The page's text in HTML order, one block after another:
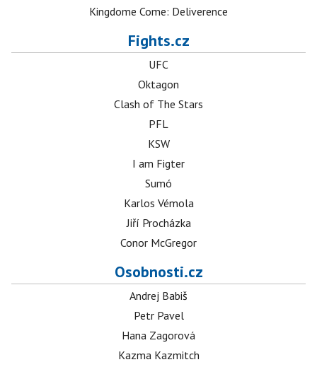
Kingdome Come: Deliverence
Fights.cz
UFC
Oktagon
Clash of The Stars
PFL
KSW
I am Figter
Sumó
Karlos Vémola
Jiří Procházka
Conor McGregor
Osobnosti.cz
Andrej Babiš
Petr Pavel
Hana Zagorová
Kazma Kazmitch